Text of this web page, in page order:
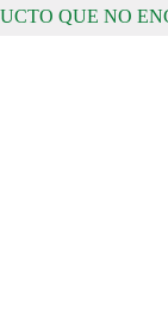
QUE NO